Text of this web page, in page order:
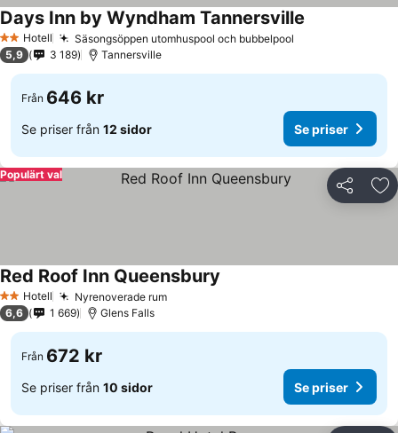
2 Stjärnor
Hotell Säsongsöppen utomhuspool och bubbelpool
Days Inn by Wyndham Tannersville
5,9 3 189 Tannersville
Från 646 kr
Se priser från 12 sidor Se priser
Dela
Populärt val
2 Stjärnor
Hotell Nyrenoverade rum
Red Roof Inn Queensbury
6,6 1 669 Glens Falls
Från 672 kr
Se priser från 10 sidor Se priser